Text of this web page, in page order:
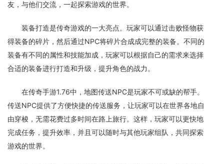
友，与他们交流，一起探索游戏的世界。
装备打造是传奇游戏的一大亮点。玩家可以通过击败怪物获
得装备的碎片，然后通过NPC将碎片合成成完整的装备。不同的
装备有不同的属性和技能加成，玩家可以根据自己的需求来选择
合适的装备进行打造和升级，提升角色的战力。
在传奇手游1.76中，地图传送NPC是玩家不可或缺的帮手。
传送NPC提供了方便快捷的传送服务，让玩家可以在世界各地自
由穿梭，无需花费过多时间在路上旅行。这样，玩家可以更快地
完成任务，提升效率，并且可以随时与其他玩家组队，共同探索
游戏的世界。